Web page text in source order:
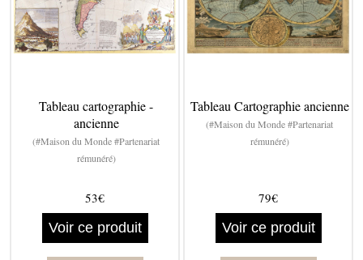
Tableau cartographie -
ancienne
(#Maison du Monde #Partenariat
rémunéré)
53€
Voir ce produit
Tableau Cartographie ancienne
(#Maison du Monde #Partenariat
rémunéré)
79€
Voir ce produit